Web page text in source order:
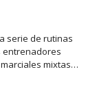
serie de rutinas
entrenadores
mixtas y